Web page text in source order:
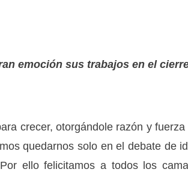
emoción sus trabajos en el
crecer, otorgándole razón y
quedarnos solo en el debate de
ello felicitamos a todos los